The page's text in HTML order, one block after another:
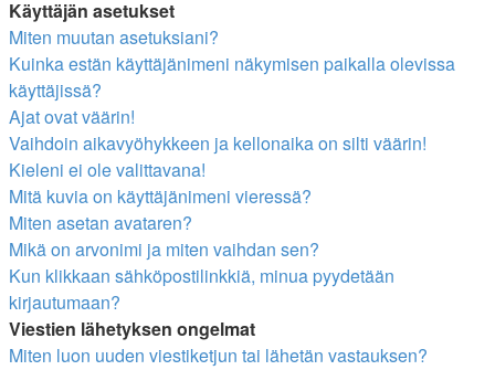
Käyttäjän asetukset
Miten muutan asetuksiani?
Kuinka estän käyttäjänimeni näkymisen paikalla olevissa
käyttäjissä?
Ajat ovat väärin!
Vaihdoin aikavyöhykkeen ja kellonaika on silti väärin!
Kieleni ei ole valittavana!
Mitä kuvia on käyttäjänimeni vieressä?
Miten asetan avataren?
Mikä on arvonimi ja miten vaihdan sen?
Kun klikkaan sähköpostilinkkiä, minua pyydetään
kirjautumaan?
Viestien lähetyksen ongelmat
Miten luon uuden viestiketjun tai lähetän vastauksen?